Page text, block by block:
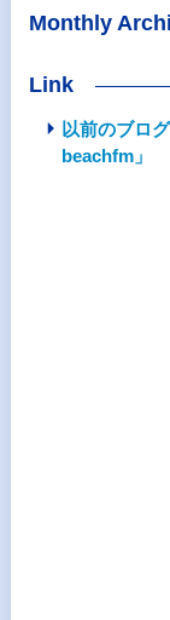
Monthly
Link
以前のブロ
beachfm」